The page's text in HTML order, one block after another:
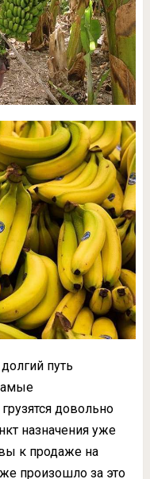
путь
довольно
назначения уже
к продаже на
произошло за это